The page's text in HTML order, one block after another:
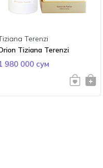
Terenzi
Tiziana Terenzi
980 000 сум